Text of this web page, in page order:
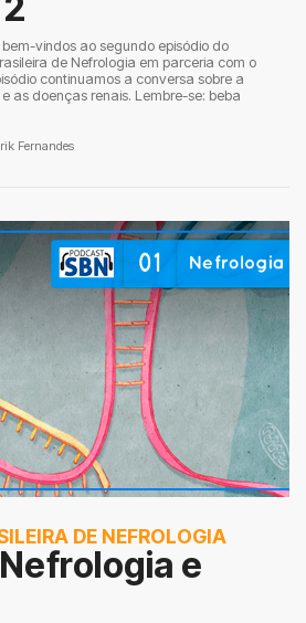
vindos ao segundo episódio do
de Nefrologia em parceria com o
continuamos a conversa sobre a
as doenças renais. Lembre-se: beba
Fernandes
DE NEFROLOGIA
e